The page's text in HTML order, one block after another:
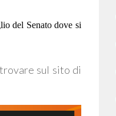
del Senato dove si
sul sito di